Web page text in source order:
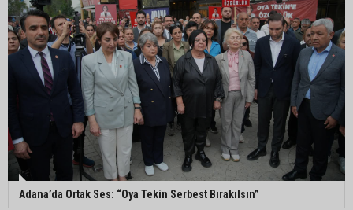
Özsoy oldu
Enerji ve Tabii Kaynaklar Bakanı Alparslan
Bayraktar: “Ceyhan’ı Rotterdam’a çevirebiliriz”
Başkan Ali Bedrettin Karataş’tan sahiller için
duyarlılık çağrısı
Adana’da Ortak Ses: “Oya Tekin Serbest Bırakılsın”